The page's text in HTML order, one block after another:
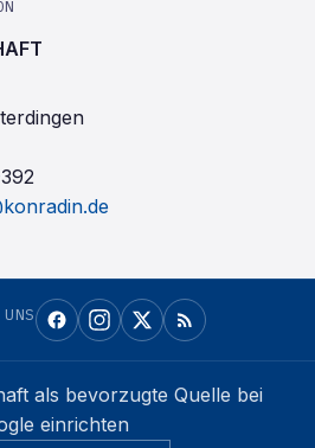
als bevorzugte Quelle bei
einrichten